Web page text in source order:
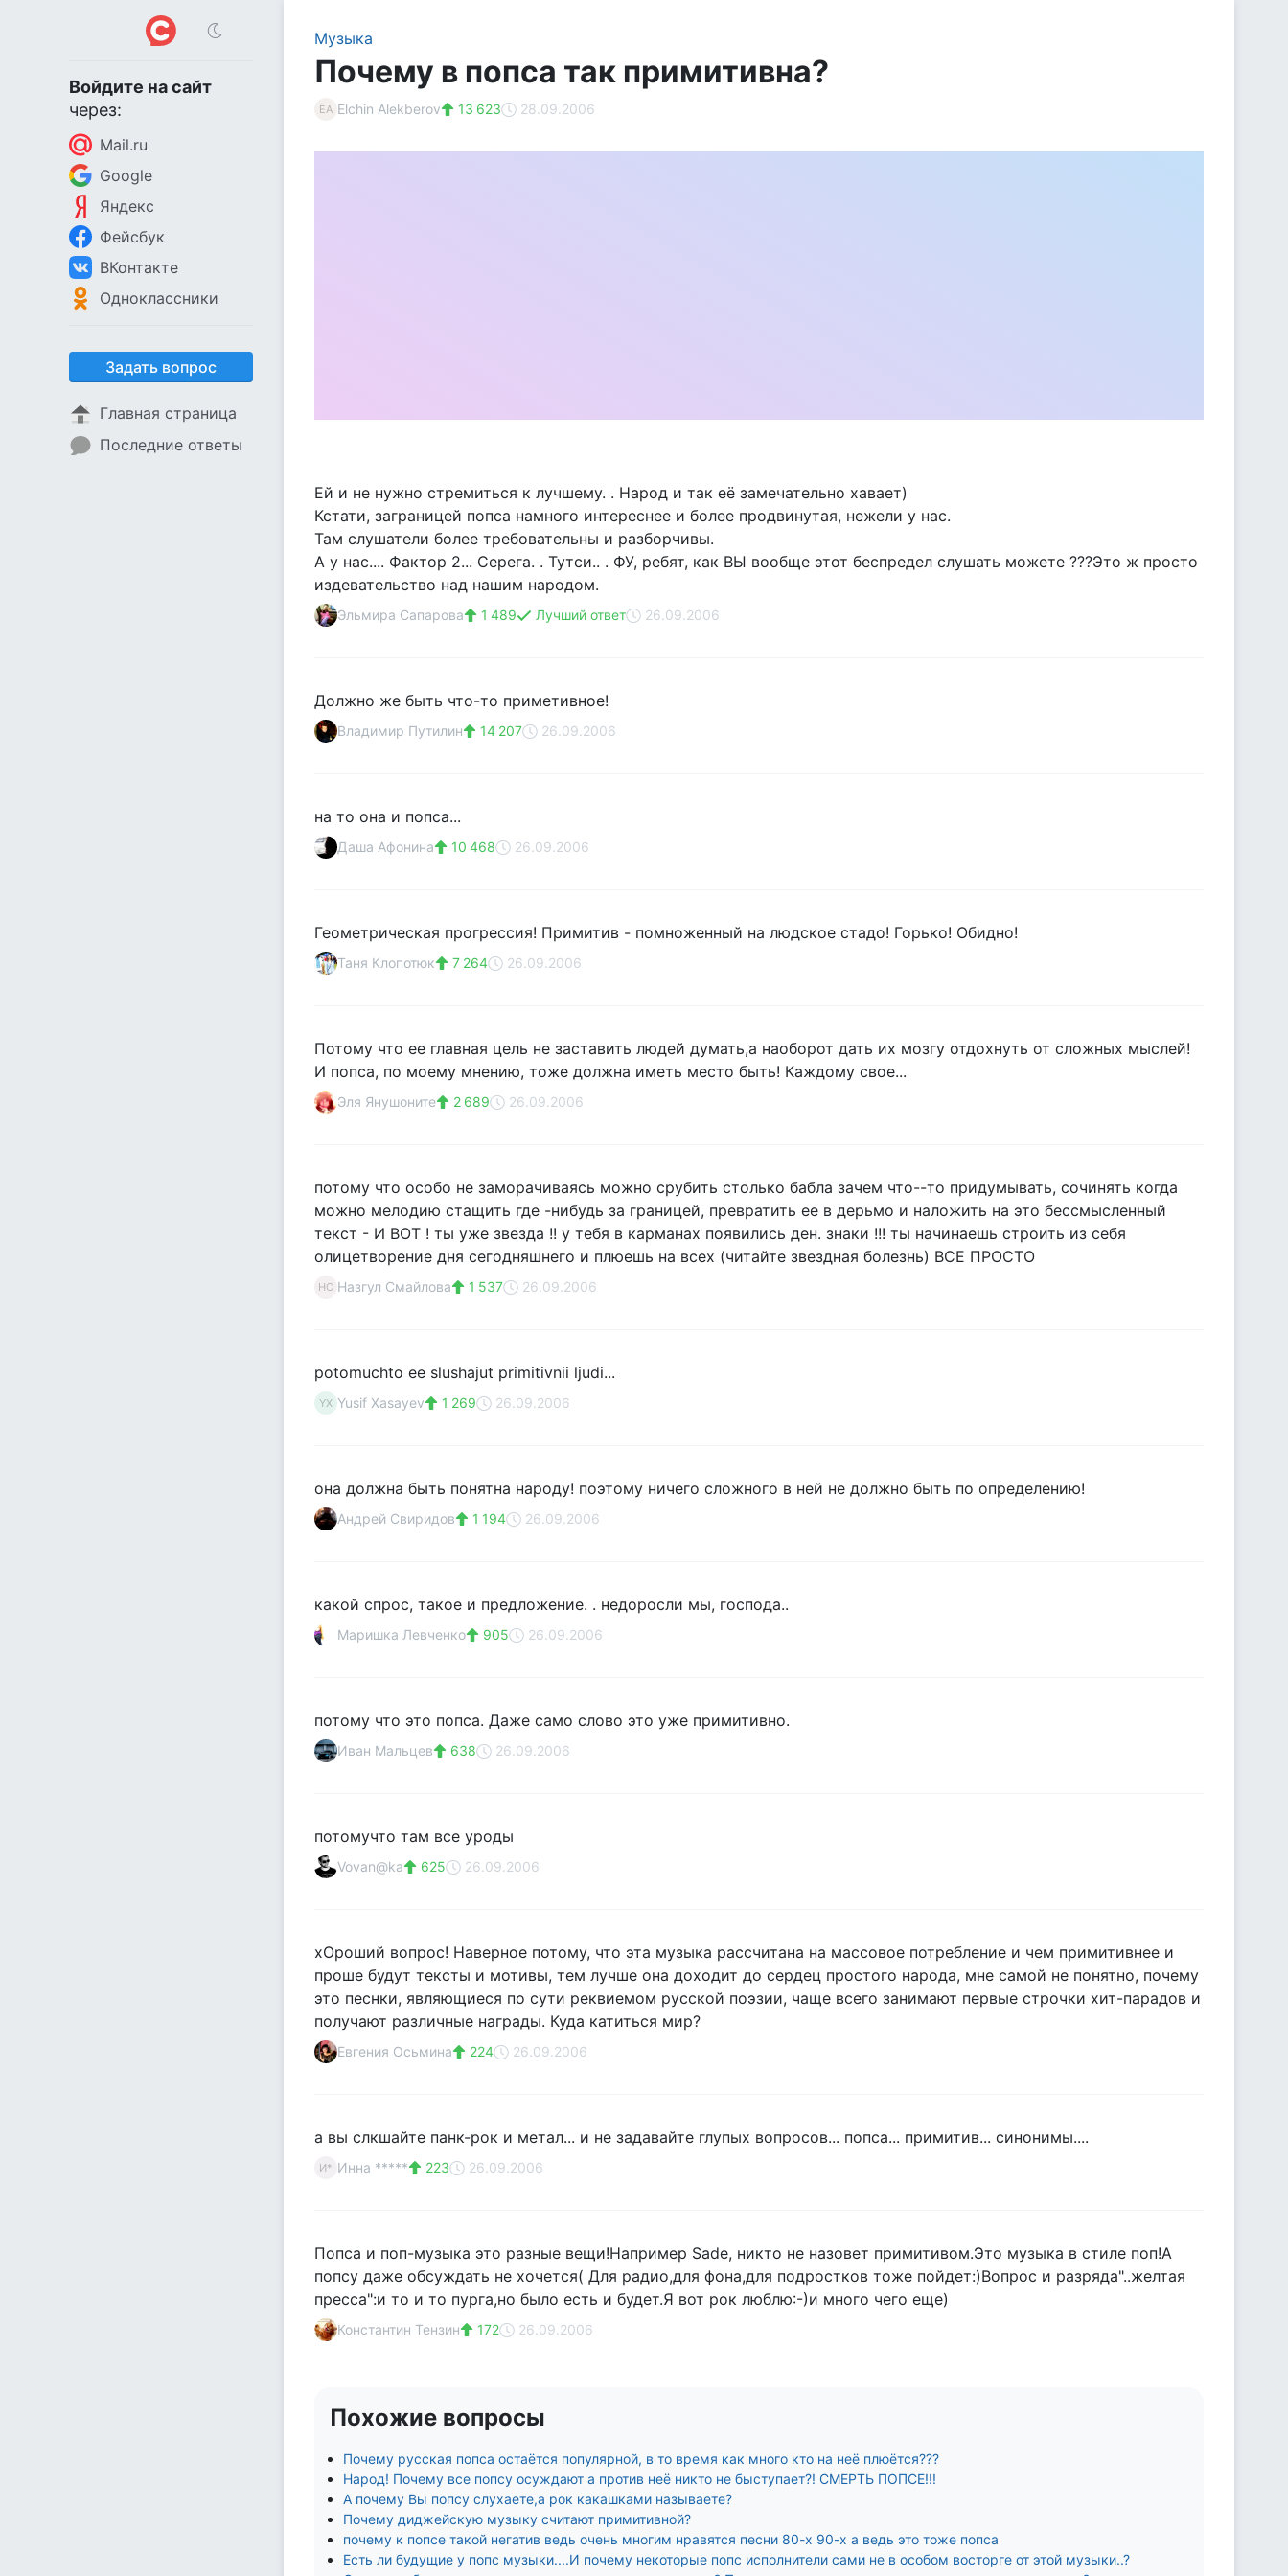
Войдите на сайт
через:
Mail.ru
Google
Яндекс
Фейсбук
ВКонтакте
Одноклассники
Задать вопрос
Главная страница
Последние ответы
Музыка
Почему в попса так примитивна?
EA Elchin Alekberov 13 623 28.09.2006
Ей и не нужно стремиться к лучшему. . Народ и так её замечательно хавает)
Кстати, заграницей попса намного интереснее и более продвинутая, нежели у нас.
Там слушатели более требовательны и разборчивы.
А у нас.... Фактор 2... Серега. . Тутси.. . ФУ, ребят, как ВЫ вообще этот беспредел слушать можете ???Это ж просто
издевательство над нашим народом.
Эльмира Сапарова 1 489 Лучший ответ 26.09.2006
Должно же быть что-то приметивное!
Владимир Путилин 14 207 26.09.2006
на то она и попса...
Даша Афонина 10 468 26.09.2006
Геометрическая прогрессия! Примитив - помноженный на людское стадо! Горько! Обидно!
Таня Клопотюк 7 264 26.09.2006
Потому что ее главная цель не заставить людей думать,а наоборот дать их мозгу отдохнуть от сложных мыслей!
И попса, по моему мнению, тоже должна иметь место быть! Каждому свое...
Эля Янушоните 2 689 26.09.2006
потому что особо не заморачиваясь можно срубить столько бабла зачем что--то придумывать, сочинять когда
можно мелодию стащить где -нибудь за границей, превратить ее в дерьмо и наложить на это бессмысленный
текст - И ВОТ ! ты уже звезда !! у тебя в карманах появились ден. знаки !!! ты начинаешь строить из себя
олицетворение дня сегодняшнего и плюешь на всех (читайте звездная болезнь) ВСЕ ПРОСТО
НС Назгул Смайлова 1 537 26.09.2006
potomuchto ee slushajut primitivnii ljudi...
YX Yusif Xasayev 1 269 26.09.2006
она должна быть понятна народу! поэтому ничего сложного в ней не должно быть по определению!
Aндрeй Cвиpидoв 1 194 26.09.2006
какой спрос, такое и предложение. . недоросли мы, господа..
Маришка Левченко 905 26.09.2006
потому что это попса. Даже само слово это уже примитивно.
Иван Мальцев 638 26.09.2006
потомучто там все уроды
Vovan@ka 625 26.09.2006
хОроший вопрос! Наверное потому, что эта музыка рассчитана на массовое потребление и чем примитивнее и
проше будут тексты и мотивы, тем лучше она доходит до сердец простого народа, мне самой не понятно, почему
это песнки, являющиеся по сути реквиемом русской поэзии, чаще всего занимают первые строчки хит-парадов и
получают различные награды. Куда катиться мир?
Евгения Осьмина 224 26.09.2006
а вы слкшайте панк-рок и метал... и не задавайте глупых вопросов... попса... примитив... синонимы....
И* Инна ***** 223 26.09.2006
Попса и поп-музыка это разные вещи!Например Sade, никто не назовет примитивом.Это музыка в стиле поп!А
попсу даже обсуждать не хочется( Для радио,для фона,для подростков тоже пойдет:)Вопрос и разряда"..желтая
пресса":и то и то пурга,но было есть и будет.Я вот рок люблю:-)и много чего еще)
Константин Тензин 172 26.09.2006
Похожие вопросы
Почему русская попса остаётся популярной, в то время как много кто на неё плюётся???
Народ! Почему все попсу осуждают а против неё никто не быступает?! СМЕРТЬ ПОПСЕ!!!
А почему Вы попсу слухаете,а рок какашками называете?
Почему диджейскую музыку считают примитивной?
почему к попсе такой негатив ведь очень многим нравятся песни 80-х 90-х а ведь это тоже попса
Есть ли будущие у попс музыки....И почему некоторые попс исполнители сами не в особом восторге от этой музыки..?